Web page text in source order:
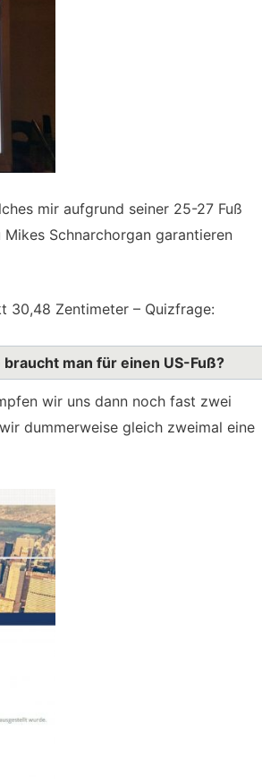
mir aufgrund seiner 25-27 Fuß
Schnarchorgan garantieren
30,48 Zentimeter – Quizfrage:
man für einen US-Fuß?
wir uns dann noch fast zwei
dummerweise gleich zweimal eine